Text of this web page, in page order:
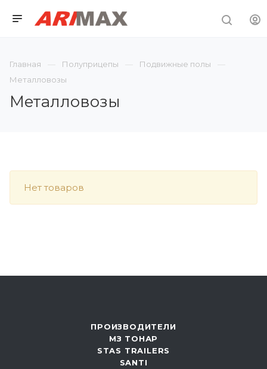
Главная Полуприцепы
Подвижные полы
Металловозы
Металловозы
Нет товаров
ПРОИЗВОДИТЕЛИ
МЗ ТОНАР
STAS TRAILERS
SANTI